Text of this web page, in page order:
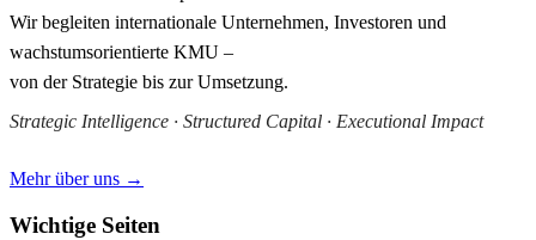
Wir begleiten internationale Unternehmen, Investoren und
wachstumsorientierte KMU –
von der Strategie bis zur Umsetzung.
Strategic Intelligence · Structured Capital · Executional Impact
Mehr über uns →
Wichtige Seiten